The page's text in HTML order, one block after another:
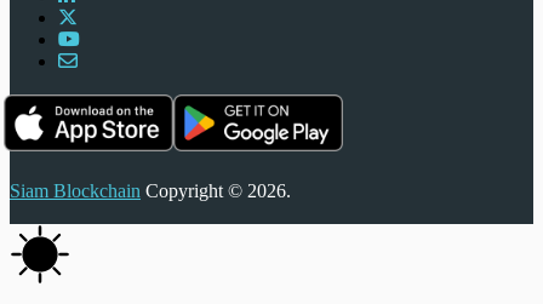
Siam Blockchain Copyright © 2026.